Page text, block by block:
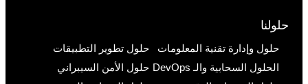
حلولنا
حلول وإدارة تقنية المعلومات
حلول تطوير التطبيقات
الحلول السحابية والـ DevOps
حلول الأمن السيبراني